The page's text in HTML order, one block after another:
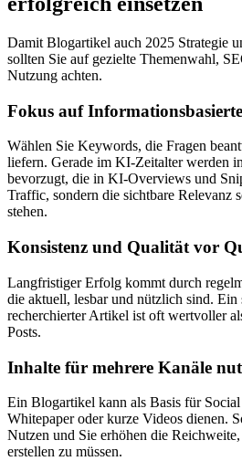
Damit Blogartikel auch 2025 Strategie
sollten Sie auf gezielte Themenwahl,
Nutzung achten.
Fokus auf
Wählen Sie Keywords, die Fragen
liefern. Gerade im KI-Zeitalter werden
bevorzugt, die in KI-Overviews und
Traffic, sondern die sichtbare Relevanz
stehen.
Konsistenz und Qualität vor
Langfristiger Erfolg kommt durch
die aktuell, lesbar und nützlich sind. Ein
recherchierter Artikel ist oft wertvoller
Posts.
Inhalte für mehrere Kanäle
Ein Blogartikel kann als Basis für
Whitepaper oder kurze Videos dienen.
Nutzen und Sie erhöhen die
erstellen zu müssen.